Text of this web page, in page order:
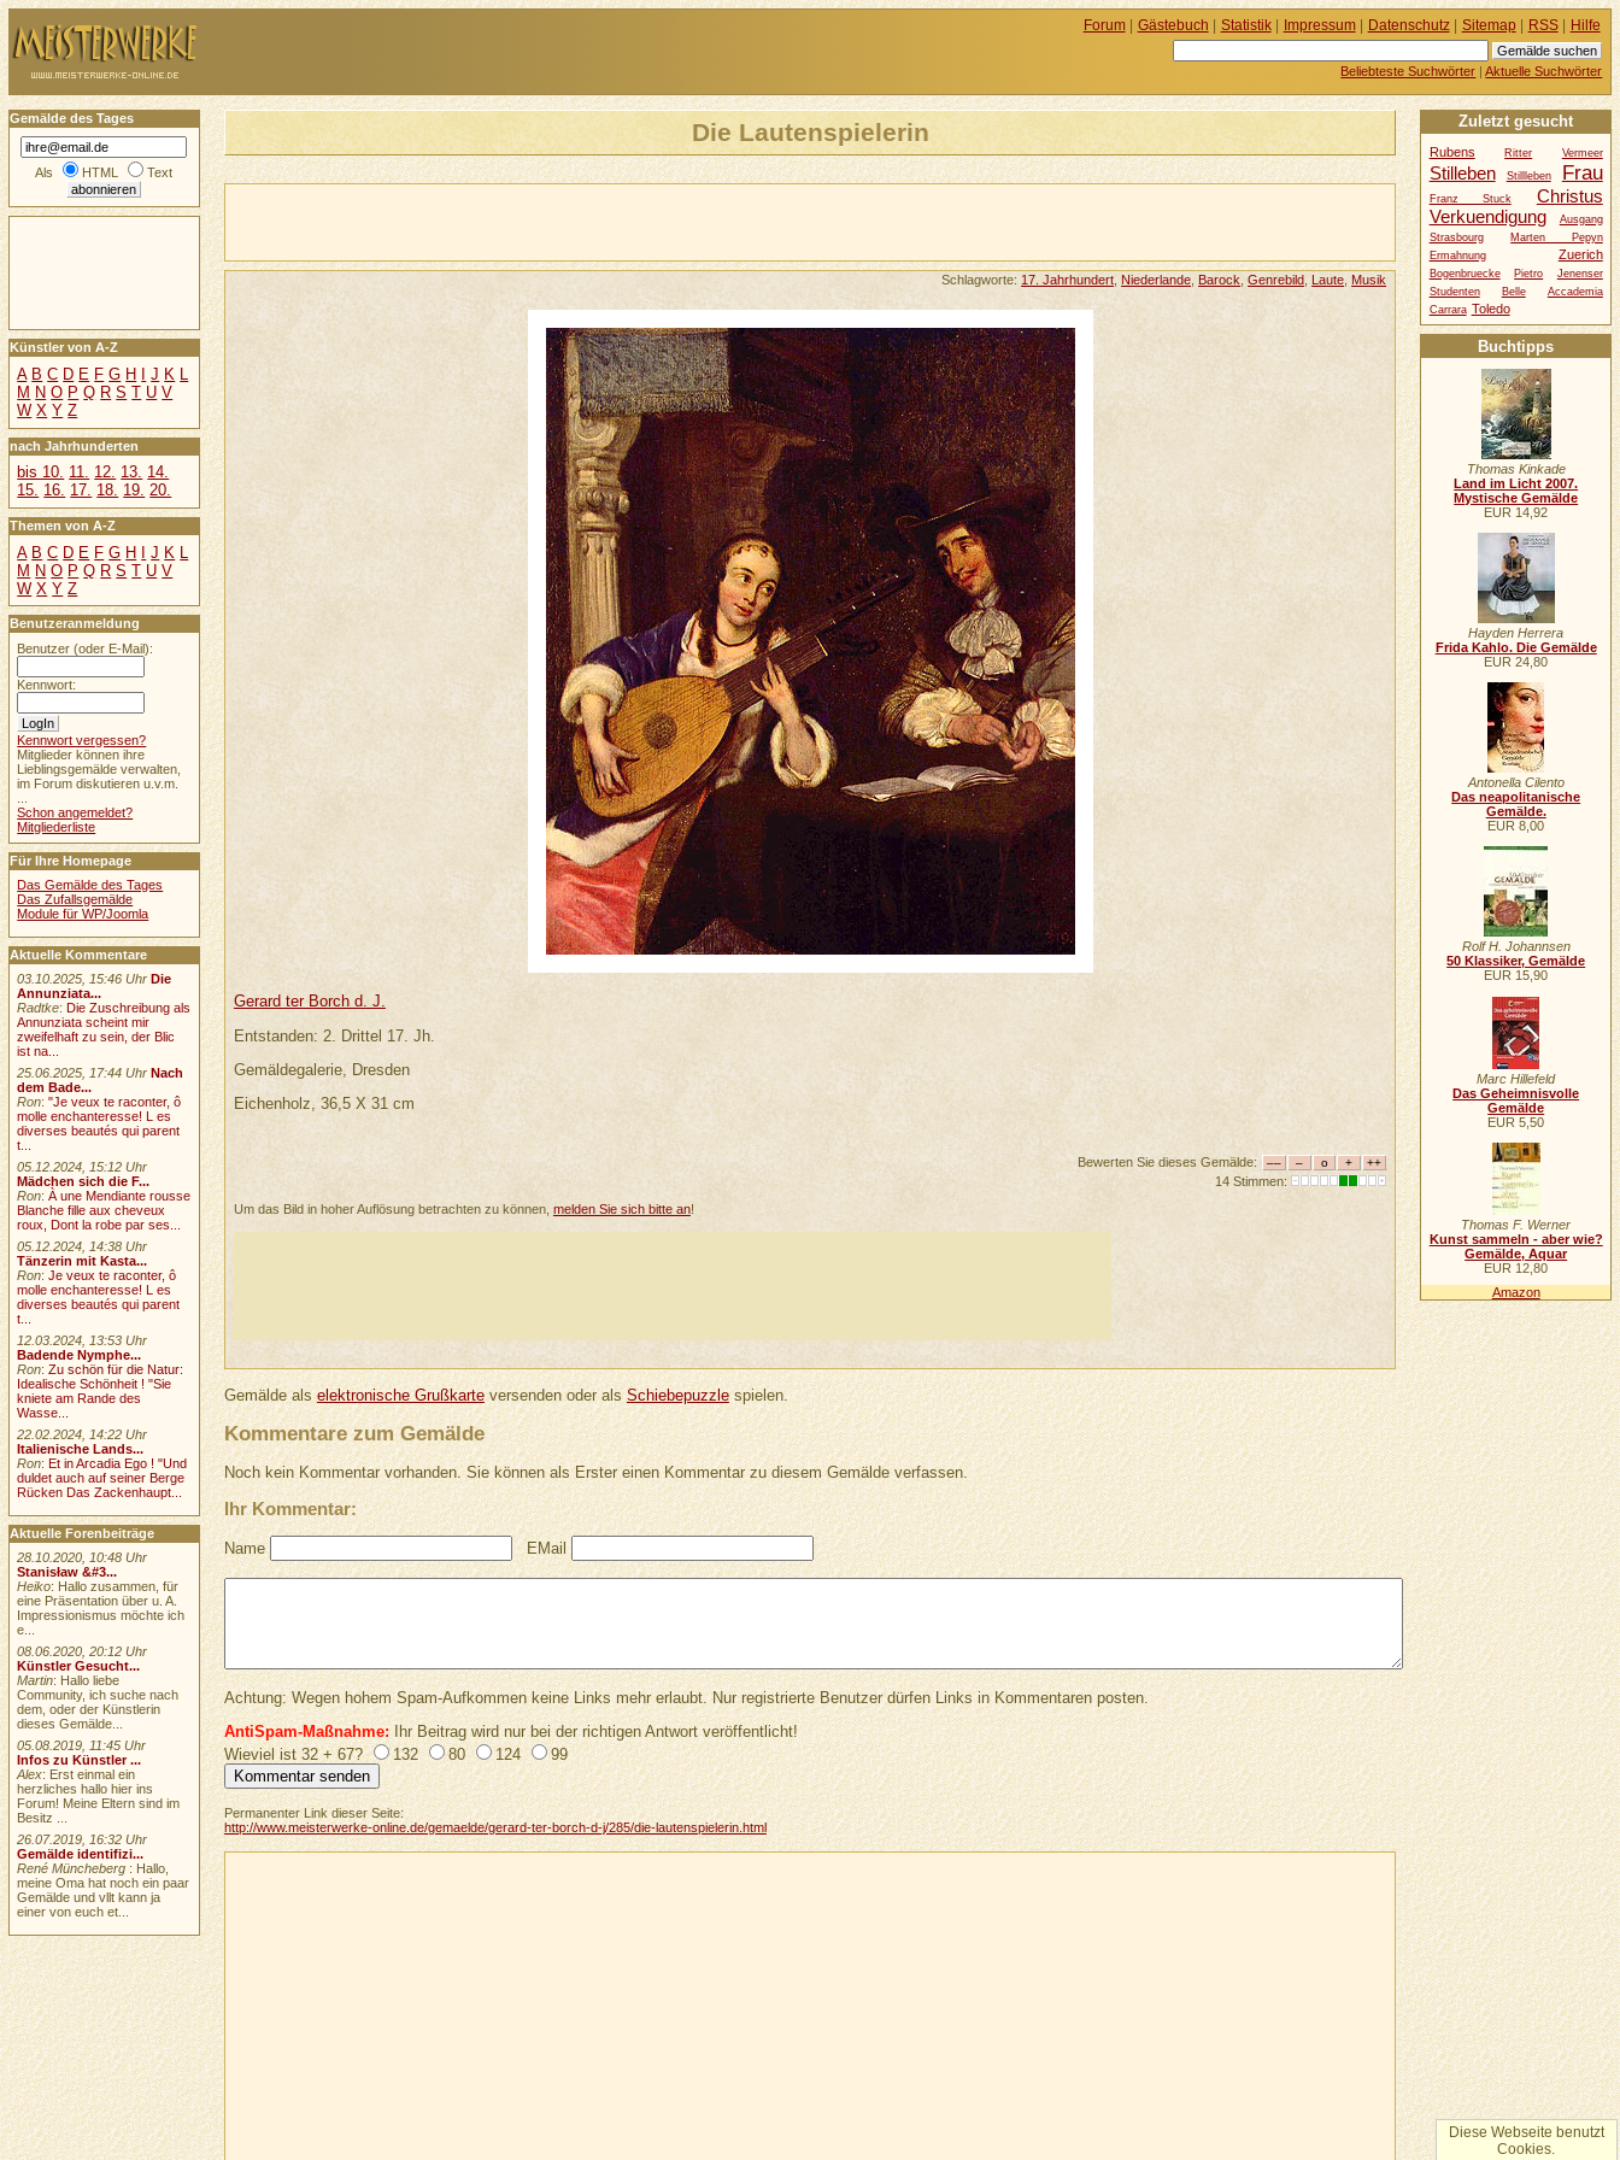
Die Lautenspielerin
Schlagworte: 17. Jahrhundert Niederlande Barock ,Genrebild Laute Musik
Gerard ter Borch d. J.
Entstanden: 2. Drittel 17. Jh.
Gemäldegalerie, Dresden
Eichenholz, 36,5 X 31 cm
Bewerten Sie dieses Gemälde:
14 Stimmen:
Um das Bild in hoher Auflösung betrachten zu können, melden Sie sich bitte an!
Gemälde alselektronische Grußkarteversenden oder alsSchiebepuzzlespielen.
Kommentare zum Gemälde
Noch kein Kommentar vorhanden. Sie können als Erster einen Kommentar zu diesem Gemälde verfassen.
Ihr Kommentar:
Name EMail
Achtung: Wegen hohem Spam-Aufkommen keine Links mehr erlaubt. Nur registrierte Benutzer dürfen Links in Kommentaren posten.
AntiSpam-Maßnahme:Ihr Beitrag wird nur bei der richtigen Antwort veröffentlicht!
Wieviel ist 32 + 67?
132 80 124 99
Permanenter Link dieser Seite:
http://www.meisterwerke-online.de/gemaelde/gerard-ter-borch-d-j/285/die-lautenspielerin.html
Gemälde des Tages
Als HTML Text
Künstler von A-Z
A B C D E F G H J K L
M N O P Q R S T U V
W X Y Z
nach Jahrhunderten
bis 10. 11. 12. 13. 14.
15. 16. 17. 18. 19. 20.
Themen von A-Z
A B C D E F G H I J K L
M N O P Q R S T U V
W X Y Z
Benutzeranmeldung
Benutzer (oder E-Mail):
Kennwort:
Kennwort vergessen?
Mitglieder können ihre
Lieblingsgemälde verwalten,
im Forum diskutieren u.v.m.
Schon angemeldet?
Mitgliederliste
Für Ihre Homepage
Das Gemälde des Tages
Das Zufallsgemälde
Module für WP/Joomla
Aktuelle Kommentare
03.10.2025, 15:46 Uhr Die
Annunziata...
Radtke: Die Zuschreibung als
Annunziata scheint mir
zweifelhaft zu sein, der Blic
ist na...
25.06.2025, 17:44 Uhr Nach
dem Bade...
Ron:"Je veux te raconter, ô
molle enchanteresse! L es
diverses beautés qui parent
t...
05.12.2024, 15:12 Uhr
Mädchen sich die F...
Ron:À une Mendiante rousse
Blanche fille aux cheveux
roux, Dont la robe par ses...
05.12.2024, 14:38 Uhr
Tänzerin mit Kasta...
Ron:Je veux te raconter, ô
molle enchanteresse! L es
diverses beautés qui parent
t...
12.03.2024, 13:53 Uhr
Badende Nymphe...
Ron:Zu schön für die Natur:
Idealische Schönheit ! "Sie
kniete am Rande des
Wasse...
22.02.2024, 14:22 Uhr
Italienische Lands...
Ron:Et in Arcadia Ego ! "Und
duldet auch auf seiner Berge
Rücken Das Zackenhaupt...
Aktuelle Forenbeiträge
28.10.2020, 10:48 Uhr
Stanisław &#3...
Heiko: Hallo zusammen, für
eine Präsentation über u. A.
Impressionismus möchte ich
e...
08.06.2020, 20:12 Uhr
Künstler Gesucht...
Martin: Hallo liebe
Community, ich suche nach
dem, oder der Künstlerin
dieses Gemälde...
05.08.2019, 11:45 Uhr
Infos zu Künstler ...
Alex: Erst einmal ein
herzliches hallo hier ins
Forum! Meine Eltern sind im
Besitz ...
26.07.2019, 16:32 Uhr
Gemälde identifizi...
René Müncheberg : Hallo,
meine Oma hat noch ein paar
Gemälde und vllt kann ja
einer von euch et...
Forum| Gästebuch | Statistik| Impressum| Datenschutz| Sitemap| RSS| Hilfe
Beliebteste Suchwörter |Aktuelle Suchwörter
Zuletzt gesucht
Rubens Ritter Vermeer
Stilleben Stillleben Frau
Franz Stuck
Christus
Verkuendigung
Ausgang
Strasbourg
Marten Pepyn
Ermahnung
Zuerich
Bogenbruecke Pietro
Jenenser
Studenten
Belle
Accademia
Carrara Toledo
Buchtipps
Thomas Kinkade
Land im Licht 2007.
Mystische Gemälde
EUR 14,92
Hayden Herrera
Frida Kahlo. Die Gemälde
EUR 24,80
Antonella Cilento
Das neapolitanische
Gemälde.
EUR 8,00
Rolf H. Johannsen
50 Klassiker, Gemälde
EUR 15,90
Marc Hillefeld
Das Geheimnisvolle
Gemälde
EUR 5,50
Thomas F. Werner
Kunst sammeln - aber wie?
Gemälde, Aquar
EUR 12,80
Amazon
Diese Webseite benutzt
Cookies.